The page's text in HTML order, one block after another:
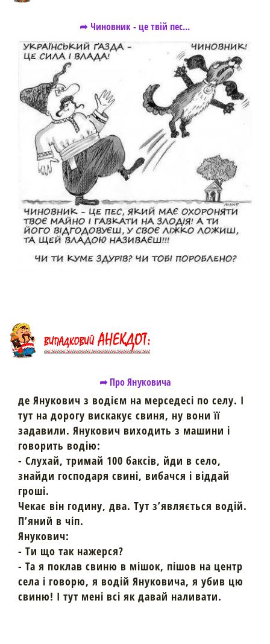
➦ Чиновник - це твій пес...
➦ Про Януковича
де Янукович з водієм на мерседесі по селу. І
тут на дорогу вискакує свиня, ну вони її
задавили. Янукович виходить з машини і
говорить водію:
- Слухай, тримай 100 баксів, йди в село,
знайди господаря свині, вибачся і віддай
гроші.
Чекає він годину, два. Тут з’являється водій.
П’яний в чіп.
Янукович:
- Ти що так нажерся?
- Та я поклав свиню в мішок, пішов на центр
села і говорю, я водій Януковича, я убив цю
свиню! І тут мені всі як давай наливати.